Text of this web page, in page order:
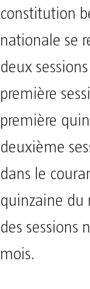
constitution
nationale se
deux
première
première
deuxième
dans le
quinzaine du
des sessions
mois.